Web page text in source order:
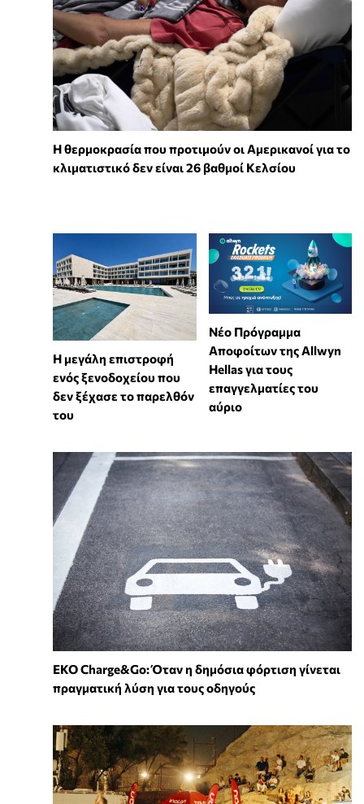
Η θερμοκρασία που προτιμούν οι Αμερικανοί για το
κλιματιστικό δεν είναι 26 βαθμοί Κελσίου
Η μεγάλη επιστροφή
ενός ξενοδοχείου που
δεν ξέχασε το παρελθόν
του
Νέο Πρόγραμμα
Αποφοίτων της Allwyn
Hellas για τους
επαγγελματίες του
αύριο
EKO Charge&Go: Όταν η δημόσια φόρτιση γίνεται
πραγματική λύση για τους οδηγούς